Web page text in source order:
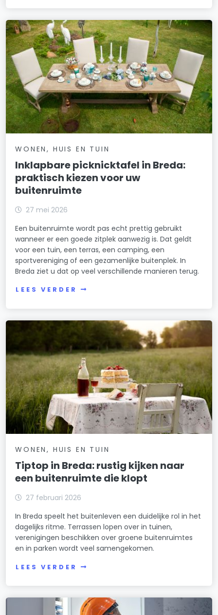
WONEN, HUIS EN TUIN
Inklapbare picknicktafel in Breda:
praktisch kiezen voor uw
buitenruimte
27 mei 2026
Een buitenruimte wordt pas echt prettig gebruikt
wanneer er een goede zitplek aanwezig is. Dat geldt
voor een tuin, een terras, een camping, een
sportvereniging of een gezamenlijke buitenplek. In
Breda ziet u dat op veel verschillende manieren terug.
LEES VERDER
WONEN, HUIS EN TUIN
Tiptop in Breda: rustig kijken naar
een buitenruimte die klopt
27 februari 2026
In Breda speelt het buitenleven een duidelijke rol in het
dagelijks ritme. Terrassen lopen over in tuinen,
verenigingen beschikken over groene buitenruimtes
en in parken wordt veel samengekomen.
LEES VERDER